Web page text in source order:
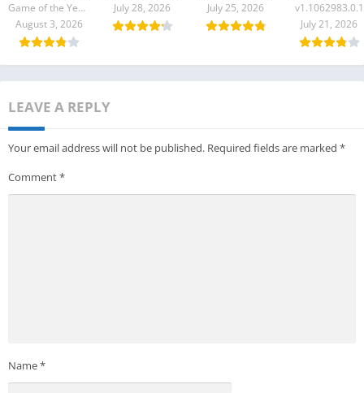
Game of the Year Edition v1.10.980.0
August 3, 2026
July 28, 2026 July 25, 2026
v1.1062983.0.1
July 21, 2026
LEAVE A REPLY
Your email address will not be published. Required fields are marked *
Comment*
Name*